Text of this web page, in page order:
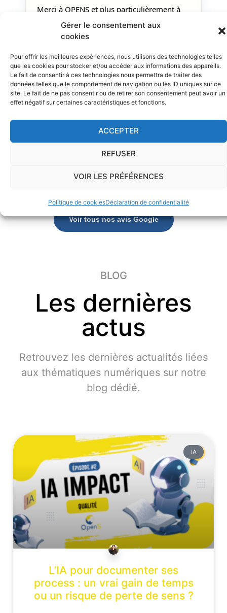
Gérer le consentement aux
cookies
Pour offrir les meilleures expériences, nous utilisons des technologies telles
que les cookies pour stocker et/ou accéder aux informations des appareils.
Le fait de consentir à ces technologies nous permettra de traiter des
données telles que le comportement de navigation ou les ID uniques sur ce
site. Le fait de ne pas consentir ou de retirer son consentement peut avoir un
effet négatif sur certaines caractéristiques et fonctions.
ACCEPTER
REFUSER
VOIR LES PRÉFÉRENCES
Politique de cookiesDéclaration de confidentialité
Merci à OPENS et plus particulièrement à
Salomé pour son accompagnement ! C'était
un plaisir de travailler avec elle.
enthousiaste et surtout une bonne humeur
communicative ! Un grand MERCI !
E
Elena Masson
il y a une semaine · Visité en juin
Elodie Bozec
il y a un mois · Visité en juin
Sabine Vilcot
il y a 5 mois
Christelle Sérou
Mandie Frimorguen
‹ ›
Voir tous nos avis Google
BLOG
Les dernières
actus
Retrouvez les dernières actualités liées
aux thématiques numériques sur notre
blog dédié.
IA
L’IA pour documenter ses
process : un vrai gain de temps
ou un risque de perte de sens ?